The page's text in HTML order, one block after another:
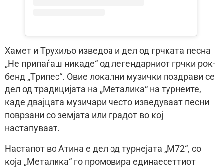
Хамет и Трухиљо изведоа и дел од грчката песна
„Не припаѓаш никаде“ од легендарниот грчки рок-
бенд „Трипес“. Овие локални музички поздрави се
дел од традицијата на „Металика“ на турнеите,
каде двајцата музичари често изведуваат песни
поврзани со земјата или градот во кој
настапуваат.
Настапот во Атина е дел од турнејата „М72“, со
која „Металика“ го промовира единаесеттиот